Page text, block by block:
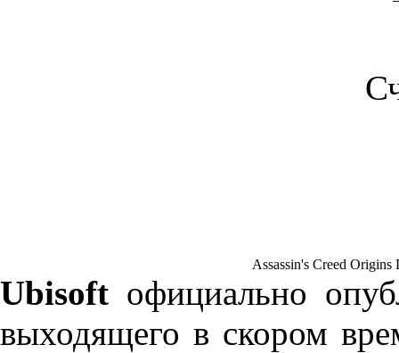
Assassin's Creed
Ubisoft официально
выходящего в скором